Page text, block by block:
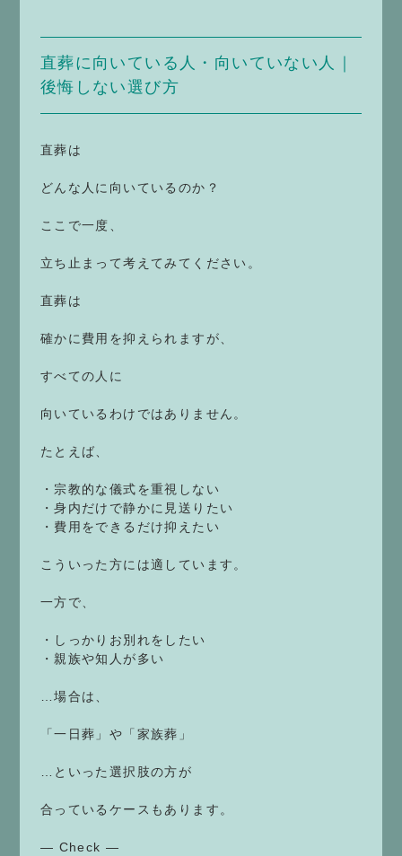
直葬に向いている人・向いていない人｜
後悔しない選び方
直葬は
どんな人に向いているのか？
ここで一度、
立ち止まって考えてみてください。
直葬は
確かに費用を抑えられますが、
すべての人に
向いているわけではありません。
たとえば、
・宗教的な儀式を重視しない
・身内だけで静かに見送りたい
・費用をできるだけ抑えたい
こういった方には適しています。
一方で、
・しっかりお別れをしたい
・親族や知人が多い
…場合は、
「一日葬」や「家族葬」
…といった選択肢の方が
合っているケースもあります。
— Check —